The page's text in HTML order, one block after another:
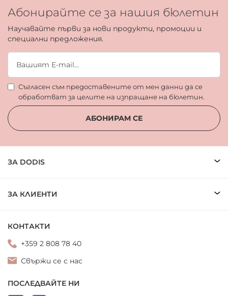
Абонирайте се за нашия бюлетин
Научавайте първи за нови продукти, промоции и
специални предложения.
Съгласен съм предоставените от мен данни да се
обработват за целите на изпращане на бюлетин.
АБОНИРАМ СЕ
ЗА DODIS
ЗА КЛИЕНТИ
КОНТАКТИ
+359 2 808 78 40
Свържи се с нас
ПОСЛЕДВАЙТЕ НИ